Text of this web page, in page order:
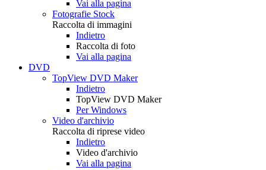
Vai alla pagina
Fotografie Stock
Raccolta di immagini
Indietro
Raccolta di foto
Vai alla pagina
DVD
TopView DVD Maker
Indietro
TopView DVD Maker
Per Windows
Video d'archivio
Raccolta di riprese video
Indietro
Video d'archivio
Vai alla pagina